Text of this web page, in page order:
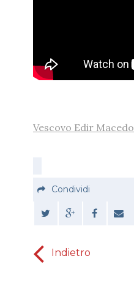
Vescovo Edir Macedo
Condividi
Indietro